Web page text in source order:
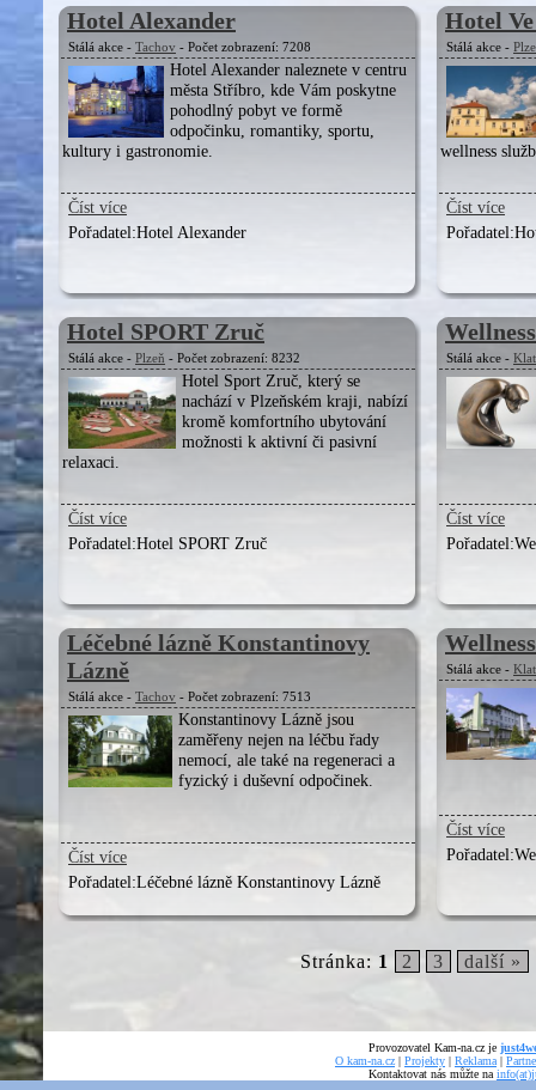
Hotel Alexander
Stálá akce - Tachov - Počet zobrazení: 7208
Hotel Alexander naleznete v centru
města Stříbro, kde Vám poskytne
pohodlný pobyt ve formě
odpočinku, romantiky, sportu,
kultury i gastronomie.
Číst více
Pořadatel:Hotel Alexander
Hotel
Stálá akce -
wellness
Číst více
Pořadatel:
Hotel SPORT Zruč
Stálá akce - Plzeň - Počet zobrazení: 8232
Hotel Sport Zruč, který se
nachází v Plzeňském kraji, nabízí
kromě komfortního ubytování
možnosti k aktivní či pasivní
relaxaci.
Číst více
Pořadatel:Hotel SPORT Zruč
Stálá akce -
Číst více
Pořadatel:
Léčebné lázně Konstantinovy
Lázně
Stálá akce - Tachov - Počet zobrazení: 7513
Konstantinovy Lázně jsou
zaměřeny nejen na léčbu řady
nemocí, ale také na regeneraci a
fyzický i duševní odpočinek.
Číst více
Pořadatel:Léčebné lázně Konstantinovy Lázně
Stálá akce -
Číst více
Pořadatel:
Stránka: 1 2 3 další »
Provozovatel Kam-na.cz je
O kam-na.cz | Projekty | Reklama |
Kontaktovat nás můžte na